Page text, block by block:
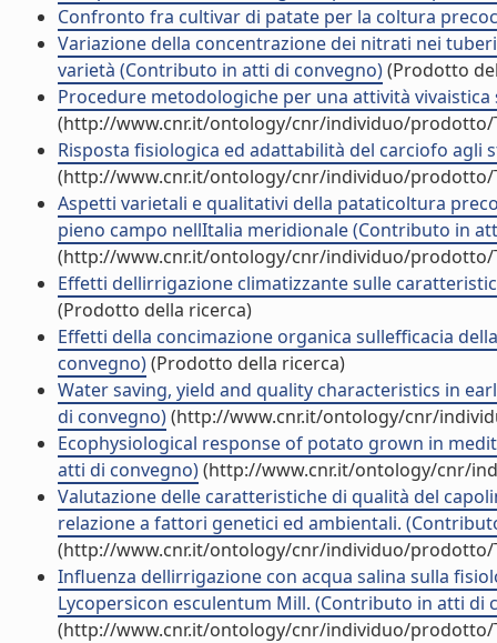
Confronto fra cultivar di patate per la coltura
Variazione della concentrazione dei nitrati nei
varietà (Contributo in atti di convegno)(Prodotto
Procedure metodologiche per una attività
(http://www.cnr.it/ontology/cnr/individuo/prodotto/
Risposta fisiologica ed adattabilità del carciofo
(http://www.cnr.it/ontology/cnr/individuo/prodotto/
Aspetti varietali e qualitativi della pataticoltura
pieno campo nellItalia meridionale (Contributo in
(http://www.cnr.it/ontology/cnr/individuo/prodotto/
Effetti dellirrigazione climatizzante sulle
(Prodotto della ricerca)
Effetti della concimazione organica sullefficacia
convegno)(Prodotto della ricerca)
Water saving, yield and quality characteristics in
di convegno)(http://www.cnr.it/ontology/cnr/
Ecophysiological response of potato grown in
atti di convegno)(http://www.cnr.it/ontology/cnr/
Valutazione delle caratteristiche di qualità del
relazione a fattori genetici ed ambientali.
(http://www.cnr.it/ontology/cnr/individuo/prodotto/
Influenza dellirrigazione con acqua salina sulla
Lycopersicon esculentum Mill. (Contributo in atti di
(http://www.cnr.it/ontology/cnr/individuo/prodotto/